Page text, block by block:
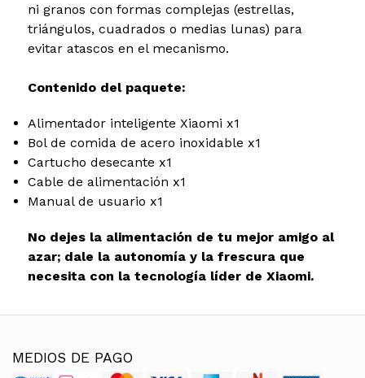
ni granos con formas complejas (estrellas,
triángulos, cuadrados o medias lunas) para
evitar atascos en el mecanismo.
Contenido del paquete:
Alimentador inteligente Xiaomi x1
Bol de comida de acero inoxidable x1
Cartucho desecante x1
Cable de alimentación x1
Manual de usuario x1
No dejes la alimentación de tu mejor amigo al
azar; dale la autonomía y la frescura que
necesita con la tecnología líder de Xiaomi.
MEDIOS DE PAGO